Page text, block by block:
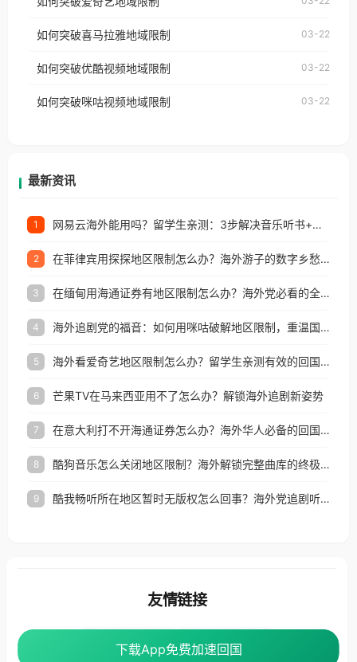
台湾、美国、加拿大、澳大利亚、欧洲等国家和地区
权限制所困扰。
播放”的提示语。 海外用户如香港、澳门、台湾、美
制问题，且仅能在中国大陆地区播放。 遇到这个问题
户收听网易云音乐地区版权限制」的问题，无论人在
如何突破喜马拉雅地域限制 03-22
如何突破优酷视频地域限制 03-22
如何突破咪咕视频地域限制 03-22
最新资讯
1 网易云海外能用吗？留学生亲测：3步解决音乐听书+银行视频地区限制
2 在菲律宾用探探地区限制怎么办？海外游子的数字乡愁与破局之道
3 在缅甸用海通证券有地区限制怎么办？海外党必看的全场景回国加速指南
4 海外追剧党的福音：如何用咪咕破解地区限制，重温国内精彩
5 海外看爱奇艺地区限制怎么办？留学生亲测有效的回国加速器选择指南
6 芒果TV在马来西亚用不了怎么办？解锁海外追剧新姿势
7 在意大利打不开海通证券怎么办？海外华人必备的回国加速指南（附2026世界杯观赛秘籍）
8 酷狗音乐怎么关闭地区限制？海外解锁完整曲库的终极指南
9 酷我畅听所在地区暂时无版权怎么回事？海外党追剧听歌的破局指南
下载App免费加速回国
下载App免费加速回国
友情链接